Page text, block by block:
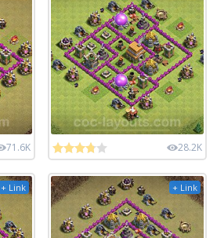
71.6K 28.2K
+ Link + Link